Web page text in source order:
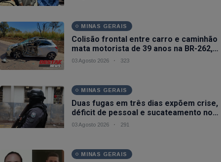
MINAS GERAIS
Colisão frontal entre carro e caminhão
mata motorista de 39 anos na BR-262,
em Ibiá (MG)
03 Agosto 2026 323
MINAS GERAIS
Duas fugas em três dias expõem crise,
déficit de pessoal e sucateamento no
sistema prisional de MG
03 Agosto 2026 291
MINAS GERAIS